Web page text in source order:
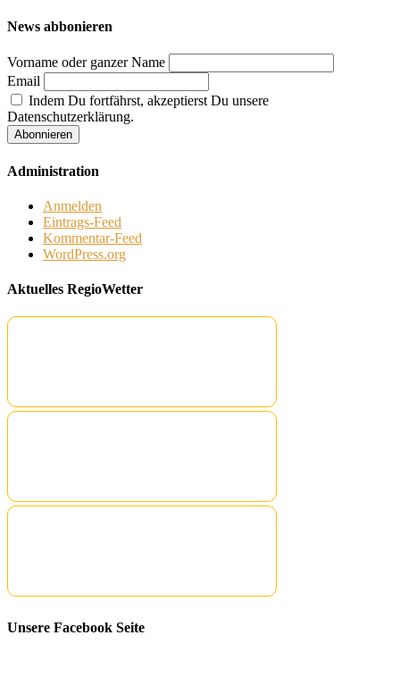
News abbonieren
Vorname oder ganzer Name
Email
Indem Du fortfährst, akzeptierst Du unsere
Datenschutzerklärung.
Administration
Anmelden
Eintrags-Feed
Kommentar-Feed
WordPress.org
Aktuelles RegioWetter
Unsere Facebook Seite